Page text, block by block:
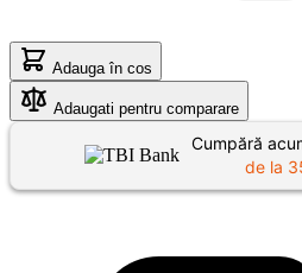
Adauga în cos
Adaugati pentru comparare
Cumpără
de la